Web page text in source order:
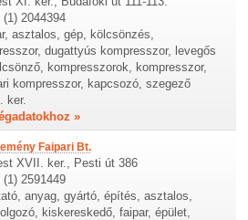
2044394
asztalos, gép, kölcsönzés,
dugattyús kompresszor, levegős
kompresszorok, kompresszor,
kompresszor, kapcsozó, szegező
ker.
»
Faipari Bt.
XVII. ker., Pesti út 386
2591449
anyag, gyártó, építés, asztalos,
kiskereskedő, faipar, épület,